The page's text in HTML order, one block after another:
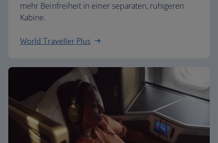
mehr Beinfreiheit in einer separaten, ruhigeren
Kabine.
World Traveller Plus